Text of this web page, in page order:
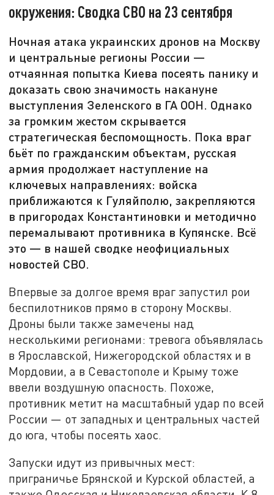
окружения: Сводка СВО на 23 сентября
Ночная атака украинских дронов на Москву
и центральные регионы России —
отчаянная попытка Киева посеять панику и
доказать свою значимость накануне
выступления Зеленского в ГА ООН. Однако
за громким жестом скрывается
стратегическая беспомощность. Пока враг
бьёт по гражданским объектам, русская
армия продолжает наступление на
ключевых направлениях: войска
приближаются к Гуляйполю, закрепляются
в пригородах Константиновки и методично
перемалывают противника в Купянске. Всё
это — в нашей сводке неофициальных
новостей СВО.
Впервые за долгое время враг запустил рои
беспилотников прямо в сторону Москвы.
Дроны были также замечены над
несколькими регионами: тревога объявлялась
в Ярославской, Нижегородской областях и в
Мордовии, а в Севастополе и Крыму тоже
ввели воздушную опасность. Похоже,
противник метит на масштабный удар по всей
России — от западных и центральных частей
до юга, чтобы посеять хаос.
Запуски идут из привычных мест:
приграничье Брянской и Курской областей, а